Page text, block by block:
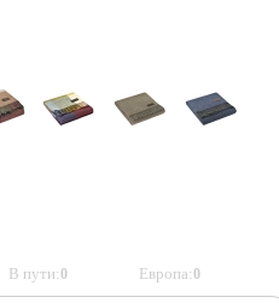
В пути:0 Европа:0